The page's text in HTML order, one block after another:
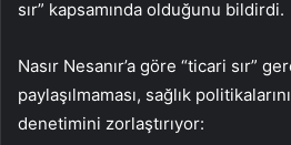
sır” kapsamında olduğunu bildirdi.
Nasır Nesanır’a göre “ticari sır”
paylaşılmaması, sağlık
denetimini zorlaştırıyor: